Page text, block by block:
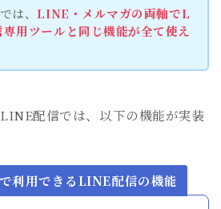
は、LINE・メルマガの両軸でL
用ツールと同じ機能が全て使え
配信では、以下の機能が実装
利用できるLINE配信の機能